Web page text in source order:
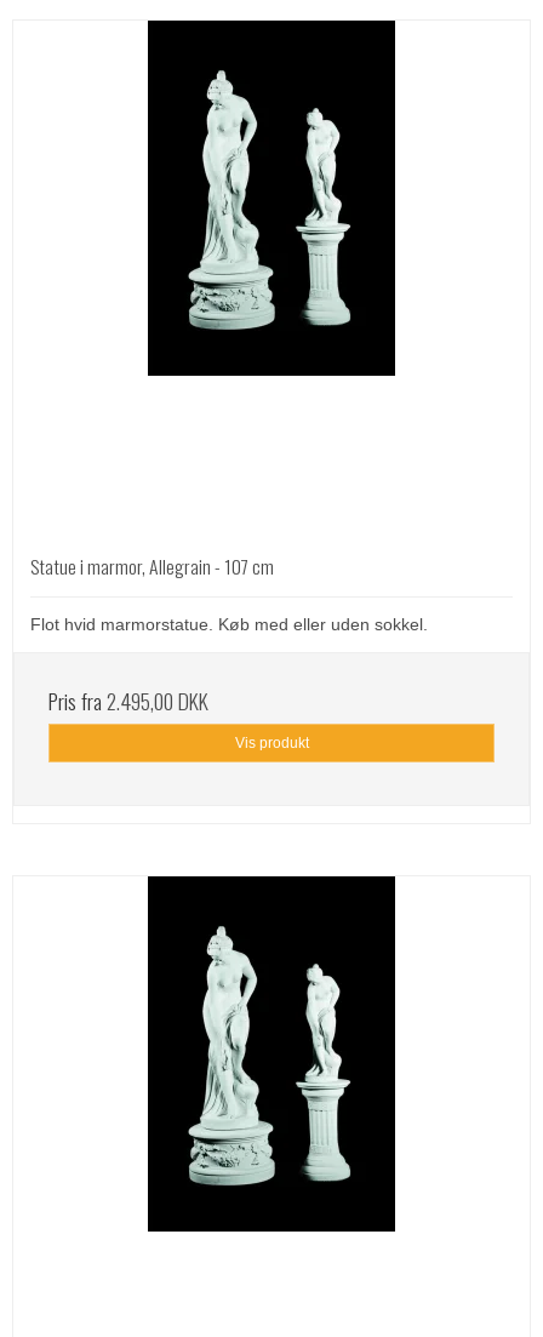
Statue i marmor, Allegrain - 107 cm
Flot hvid marmorstatue. Køb med eller uden sokkel.
Pris fra2.495,00 DKK
Vis produkt